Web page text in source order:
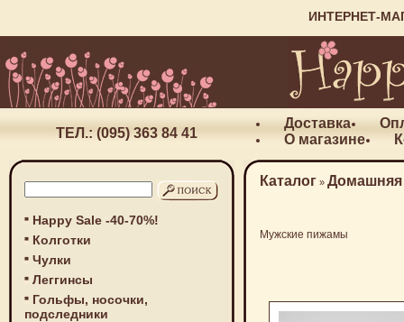
ИНТЕРНЕТ-
ТЕЛ.: (095) 363 84 41
Доставка
О магазине
Happy Sale -40-70%!
Колготки
Чулки
Леггинсы
Гольфы, носочки,
подследники
Каталог » Домашняя
Мужские пижамы